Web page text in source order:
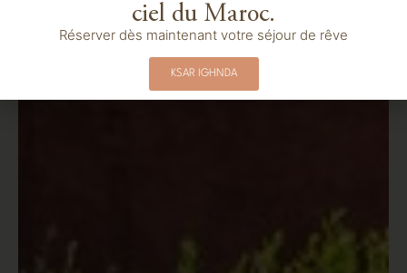
ciel du Maroc.
Réserver dès maintenant votre séjour de rêve
KSAR IGHNDA